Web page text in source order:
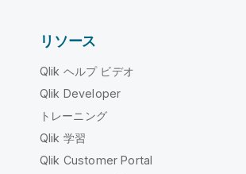
リソース
Qlik ヘルプ ビデオ
Qlik Developer
トレーニング
Qlik 学習
Qlik Customer Portal